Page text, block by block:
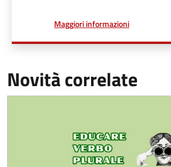
Maggiori informazionia proposito di
Novità correlate